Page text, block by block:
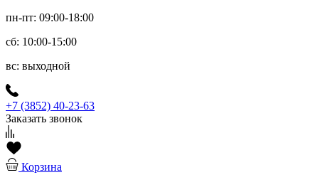
пн-пт: 09:00-18:00
сб: 10:00-15:00
вс: выходной
+7 (3852) 40-23-63
Заказать звонок
Корзина